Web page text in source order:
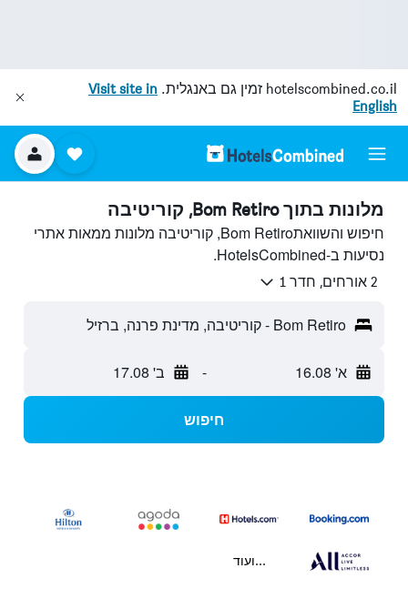
hotelscombined.co.il זמין גם באנגלית. Visit site in
English
מלונות בתוך Bom Retiro, קוריטיבה
חיפוש והשוואתBom Retiro, קוריטיבה מלונות ממאות אתרי
נסיעות ב-HotelsCombined.
2 אורחים, חדר 1
Bom Retiro - קוריטיבה, מדינת פרנה, ברזיל
א' 16.08 - ב' 17.08
חיפוש
...ועוד